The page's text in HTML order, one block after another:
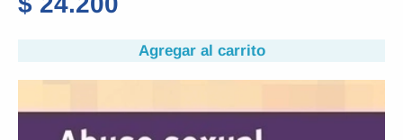
Agregar al carrito